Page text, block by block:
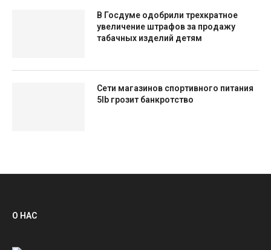
В Госдуме одобрили трехкратное
увеличение штрафов за продажу
табачных изделий детям
Сети магазинов спортивного питания
5lb грозит банкротство
О НАС